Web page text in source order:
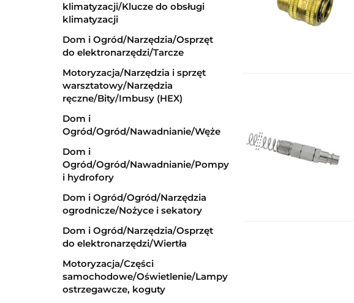
klimatyzacji/Klucze do obsługi
klimatyzacji
Dom i Ogród/Narzędzia/Osprzęt
do elektronarzędzi/Tarcze
Motoryzacja/Narzędzia i sprzęt
warsztatowy/Narzędzia
ręczne/Bity/Imbusy (HEX)
Dom i
Ogród/Ogród/Nawadnianie/Węże
Dom i
Ogród/Ogród/Nawadnianie/Pompy
i hydrofory
Dom i Ogród/Ogród/Narzędzia
ogrodnicze/Nożyce i sekatory
Dom i Ogród/Narzędzia/Osprzęt
do elektronarzędzi/Wiertła
Motoryzacja/Części
samochodowe/Oświetlenie/Lampy
ostrzegawcze, koguty